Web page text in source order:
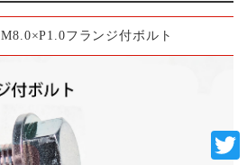
M8.0×P1.0フランジ付ボルト